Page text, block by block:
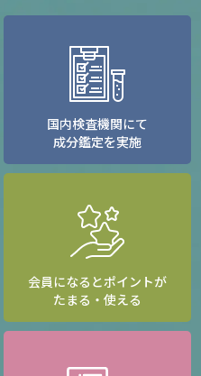
国内検査機関にて
成分鑑定を実施
会員になるとポイントが
たまる・使える